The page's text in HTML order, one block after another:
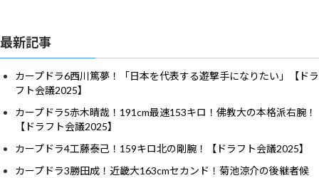
最新記事
カープドラ6西川篤夢！「日本を代表する遊撃手になりたい」【ドラ
フト会議2025】
カープドラ5赤木晴哉！191cm最速153キロ！佛教大の本格派右腕！
【ドラフト会議2025】
カープドラ4工藤泰己！159キロ北の剛腕！【ドラフト会議2025】
カープドラ3勝田成！近畿大163cmセカンド！菊池涼介の後継者候